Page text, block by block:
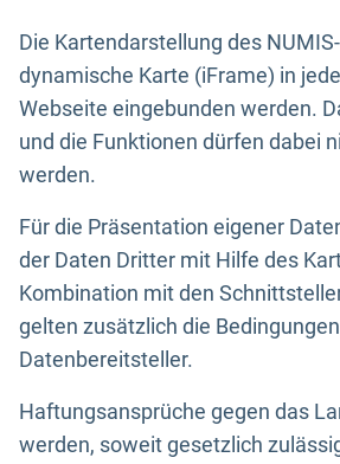
Die Kartendarstellung des
dynamische Karte (iFrame) in
Webseite eingebunden werden.
und die Funktionen dürfen dabei
werden.
Für die Präsentation eigener
der Daten Dritter mit Hilfe des
Kombination mit den
gelten zusätzlich die
Datenbereitsteller.
Haftungsansprüche gegen das
werden, soweit gesetzlich